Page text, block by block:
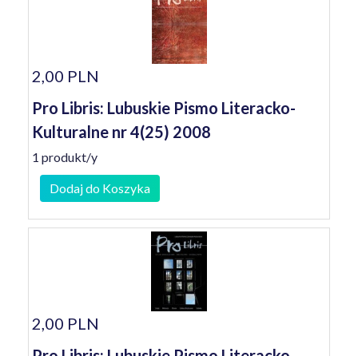
2,00 PLN
Pro Libris: Lubuskie Pismo Literacko-
Kulturalne nr 4(25) 2008
1 produkt/y
Dodaj do Koszyka
2,00 PLN